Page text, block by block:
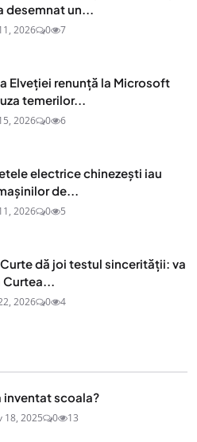
desemnat un...
2026 0 7
Elveției renunță la Microsoft
temerilor...
2026 0 6
electrice chinezești iau
de...
2026 0 5
dă joi testul sincerității: va
2026 0 4
inventat scoala?
18, 2025 0 13